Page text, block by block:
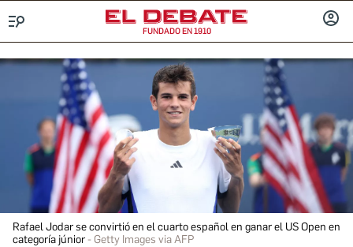
FUNDADO EN 1910
Rafael Jodar se convirtió en el cuarto español en ganar el US Open en
categoría júnior
Getty Images via AFP